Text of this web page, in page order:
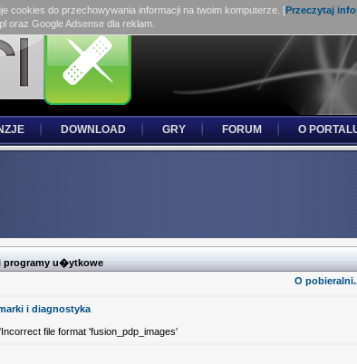
do przechowywania informacji na twoim komputerze. [Przeczytaj
oraz Google Adsense dla reklam.
DOWNLOAD GRY FORUM O
programy u�ytkowe
O
i diagnostyka
file format 'fusion_pdp_images'